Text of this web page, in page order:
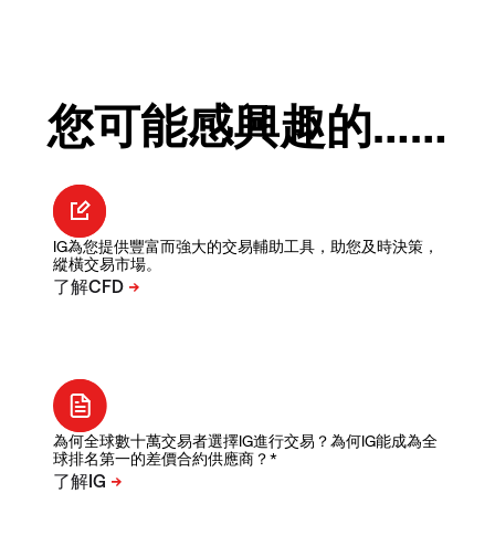
您可能感興趣的……
IG為您提供豐富而強大的交易輔助工具，助您及時決策，
縱橫交易市場。
為何全球數十萬交易者選擇IG進行交易？為何IG能成為全
球排名第一的差價合約供應商？*